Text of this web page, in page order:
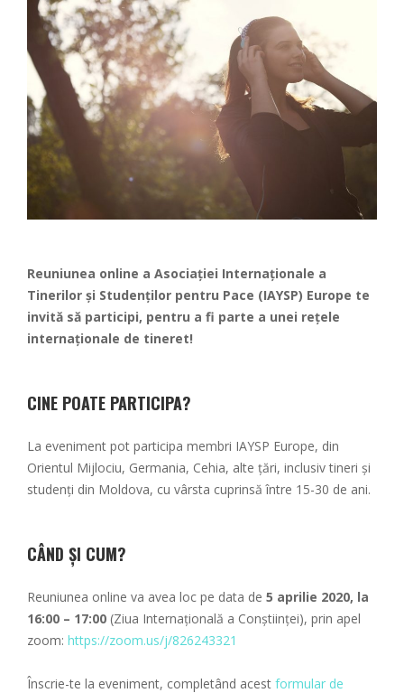
Reuniunea online a Asociației Internaționale a
Tinerilor și Studenților pentru Pace (IAYSP) Europe te
invită să participi, pentru a fi parte a unei rețele
internaționale de tineret!
CINE POATE PARTICIPA?
La eveniment pot participa membri IAYSP Europe, din
Orientul Mijlociu, Germania, Cehia, alte țări, inclusiv tineri și
studenți din Moldova, cu vârsta cuprinsă între 15-30 de ani.
CÂND ȘI CUM?
Reuniunea online va avea loc pe data de 5 aprilie 2020, la
16:00 – 17:00 (Ziua Internațională a Conștiinței), prin apel
zoom: https://zoom.us/j/826243321
Înscrie-te la eveniment, completând acest formular de